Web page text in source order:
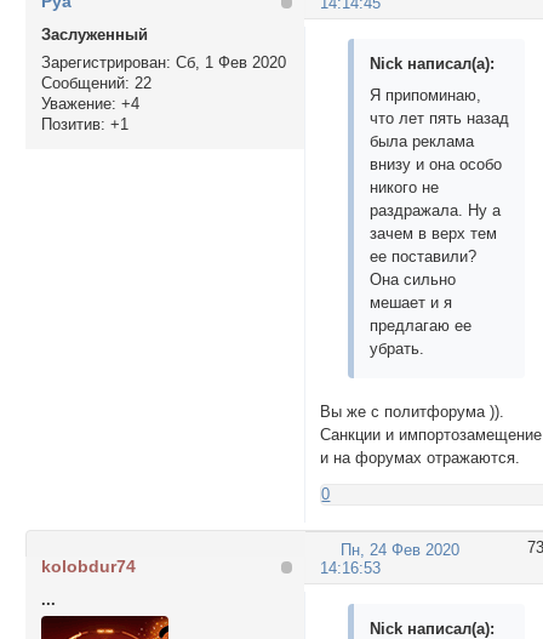
Заслуженный
Зарегистрирован: Сб, 1 Фев 2020
Сообщений: 22
Уважение: +4
Позитив: +1
Nick написал(а):
Я припоминаю,
что лет пять назад
была реклама
внизу и она особо
никого не
раздражала. Ну а
зачем в верх тем
ее поставили?
Она сильно
мешает и я
предлагаю ее
убрать.
Вы же с политфорума )).
Санкции и импортозамещение
и на форумах отражаются.
0
73
Пн, 24 Фев 2020
14:16:53
kolobdur74
...
Nick написал(а):